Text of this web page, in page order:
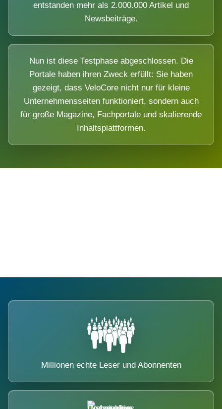
entstanden mehr als 2.000.000 Artikel und
Newsbeiträge.
Nun ist diese Testphase abgeschlossen. Die
Portale haben ihren Zweck erfüllt: Sie haben
gezeigt, dass VeloCore nicht nur für kleine
Unternehmensseiten funktioniert, sondern auch
für große Magazine, Fachportale und skalierende
Inhaltsplattformen.
Millionen echte Leser und Abonnenten